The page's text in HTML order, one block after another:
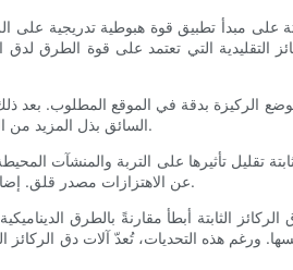
على مبدأ تطبيق قوة هبوطية تدريجية
التي تعتمد على قوة الطرق لدق
بوضع الركيزة بدقة في الموقع المطلوب. بعد
السائق بذل المزيد من القوة للوصول إلى العمق المطلوب. هذه الطريقة تدريجية ويمكن التحكم بها بدقة، مما يسمح للمشغلين بمراقبة الهبوط والمقاومة في الوقت الفعلي.
تقليل تأثيرها على التربة والمنشآت
عن الاهتزازات مصدر قلق. إضافةً إلى ذلك، غالبًا ما تكون آلات الدقّ الثابتة أقل ضجيجًا مقارنةً بطرق الدقّ التقليدية، مما يقلل من التلوث الضوضائي في المناطق المأهولة بالسكان.
الثابتة أبطأ مقارنةً بالطرق
ورغم هذه التحديات، تُعدّ آلات دق